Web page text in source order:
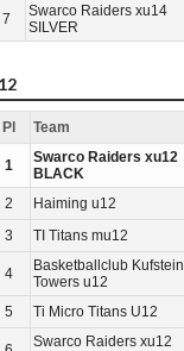
7
Swarco Raiders xu14
SILVER
Pl Team
1
Swarco Raiders xu12
BLACK
2 Haiming u12
3
TI Titans mu12
4
Basketballclub Kufstein
Towers u12
5 Ti Micro Titans U12
Swarco Raiders xu12